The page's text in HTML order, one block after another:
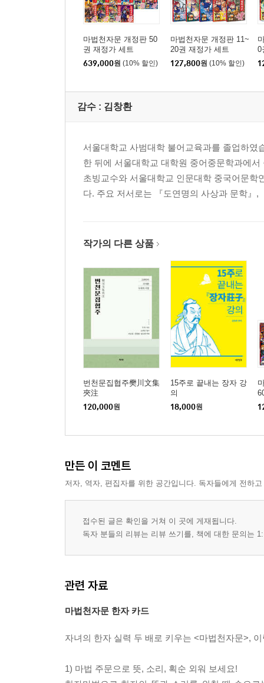
마법천자문 개정판 50
권 재정가 세트
639,000원 (10% 할인)
마법천자문 개정판 11~
20권 재정가 세트
127,800원 (10% 할인)
0
감수 : 김창환
서울대학교 사범대학 불어교육과를 졸업하
한 뒤에 서울대학교 대학원 중어중문학과에
초빙교수와 서울대학교 인문대학 중국어문
다. 주요 저서로는 『도연명의 사상과 문학』,
작가의 다른 상품
번천문집협주樊川文集
夾注
120,000원
15주로 끝내는 장자 강
의
18,000원
만든 이 코멘트
저자, 역자, 편집자를 위한 공간입니다. 독자들에게 전하
접수된 글은 확인을 거쳐 이 곳에 게재됩니다.
독자 분들의 리뷰는 리뷰 쓰기를, 책에 대한 문의는
관련 자료
마법천자문 한자 카드
자녀의 한자 실력 두 배로 키우는 <마법천자문>,
1) 마법 주문으로 뜻, 소리, 획순 외워 보세요!